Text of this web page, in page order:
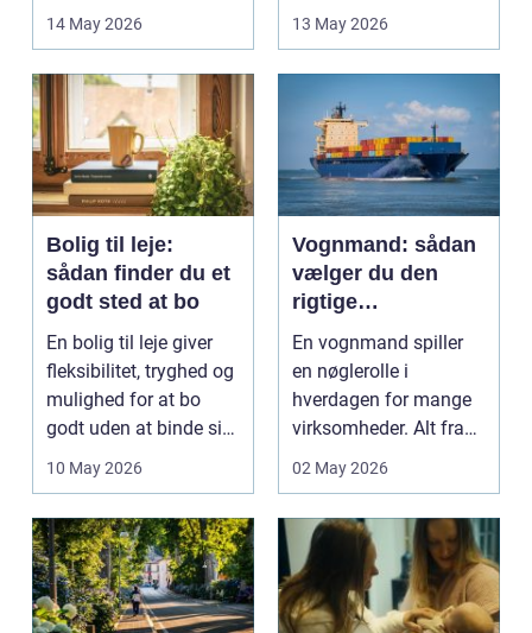
Flere ønsker at sæn...
14 May 2026
terrasse eller
gårdsplads både pæn
og pra...
13 May 2026
Bolig til leje:
sådan finder du et
godt sted at bo
En bolig til leje giver
fleksibilitet, tryghed og
mulighed for at bo
godt uden at binde sig
ø...
10 May 2026
Vognmand: sådan
vælger du den
rigtige
samarbejdspartner
En vognmand spiller
en nøglerolle i
hverdagen for mange
virksomheder. Alt fra
byggematerialer...
02 May 2026